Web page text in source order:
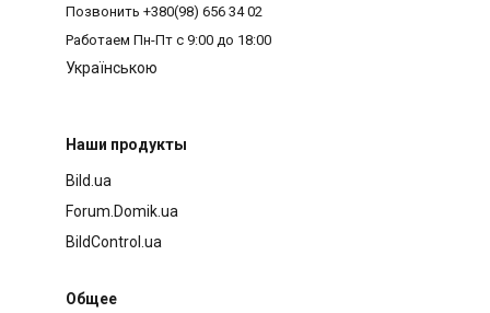
Позвонить +380(98) 656 34 02
Работаем Пн-Пт с 9:00 до 18:00
Українською
Наши продукты
Bild.ua
Forum.Domik.ua
BildControl.ua
Общее